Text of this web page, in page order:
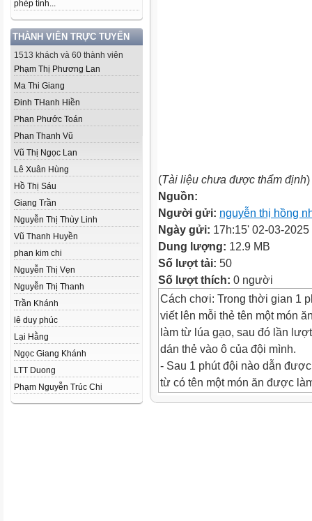
phép tính...
THÀNH VIÊN TRỰC TUYẾN
1513 khách và 60 thành viên
Phạm Thị Phương Lan
Ma Thi Giang
Đinh THanh Hiền
Phan Phước Toán
Phan Thanh Vũ
Vũ Thị Ngọc Lan
Lê Xuân Hùng
Hồ Thị Sáu
Giang Trần
Nguyễn Thị Thùy Linh
Vũ Thanh Huyền
phan kim chi
Nguyễn Thị Vẹn
Nguyễn Thị Thanh
Trần Khánh
lê duy phúc
Lại Hằng
Ngọc Giang Khánh
LTT Duong
Phạm Nguyễn Trúc Chi
(Tài liệu chưa được thẩm định)
Nguồn:
Người gửi: nguyễn thị hồng
Ngày gửi: 17h:15' 02-03-2025
Dung lượng: 12.9 MB
Số lượt tải: 50
Số lượt thích: 0 người
Cách chơi: Trong thời gian 1
viết lên mỗi thẻ tên một món
làm từ lúa gạo, sau đó lần
dán thẻ vào ô của đội mình.
- Sau 1 phút đội nào dẫn
từ có tên một món ăn được